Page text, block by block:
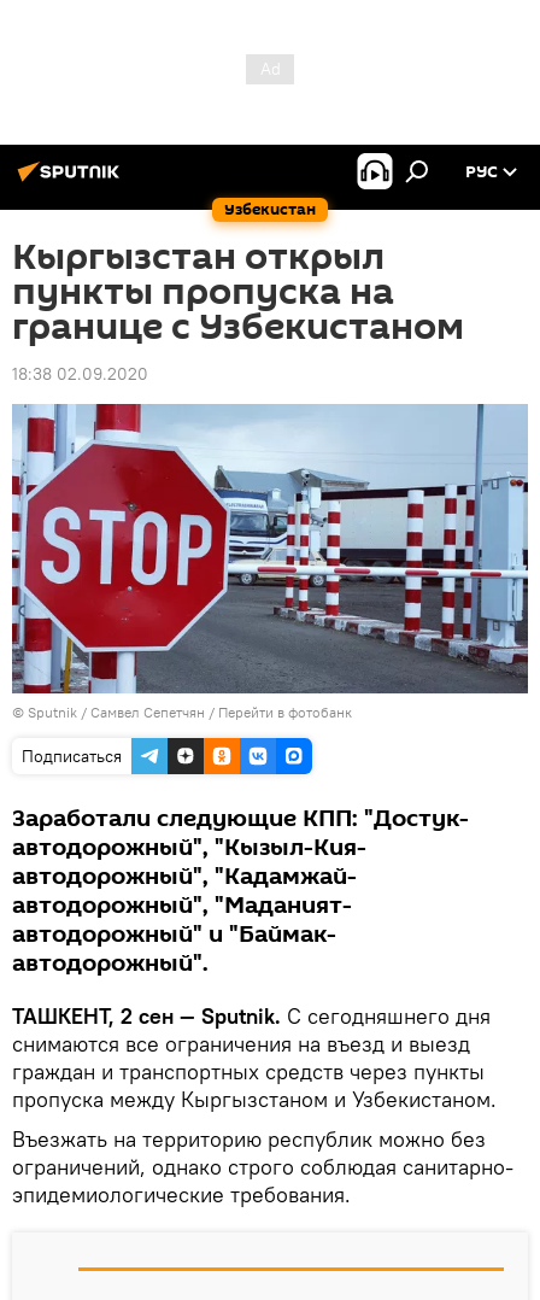
Узбекистан
РУС
Кыргызстан открыл
пункты пропуска на
границе с Узбекистаном
18:38 02.09.2020
© Sputnik / Самвел Сепетчян / Перейти в фотобанк
Подписаться
Заработали следующие КПП: "Достук-
автодорожный", "Кызыл-Кия-
автодорожный", "Кадамжай-
автодорожный", "Маданият-
автодорожный" и "Баймак-
автодорожный".
ТАШКЕНТ, 2 сен — Sputnik. С сегодняшнего дня
снимаются все ограничения на въезд и выезд
граждан и транспортных средств через пункты
пропуска между Кыргызстаном и Узбекистаном.
Въезжать на территорию республик можно без
ограничений, однако строго соблюдая санитарно-
эпидемиологические требования.